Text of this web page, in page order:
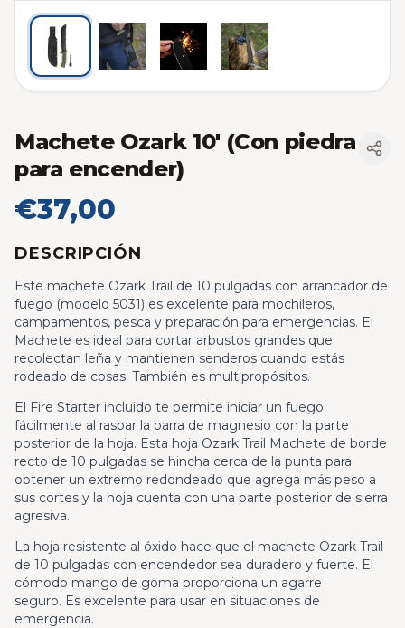
Machete Ozark 10' (Con piedra
para encender)
€37,00
DESCRIPCIÓN
Este machete Ozark Trail de 10 pulgadas con arrancador de
fuego (modelo 5031) es excelente para mochileros,
campamentos, pesca y preparación para emergencias. El
Machete es ideal para cortar arbustos grandes que
recolectan leña y mantienen senderos cuando estás
rodeado de cosas. También es multipropósitos.
El Fire Starter incluido te permite iniciar un fuego
fácilmente al raspar la barra de magnesio con la parte
posterior de la hoja. Esta hoja Ozark Trail Machete de borde
recto de 10 pulgadas se hincha cerca de la punta para
obtener un extremo redondeado que agrega más peso a
sus cortes y la hoja cuenta con una parte posterior de sierra
agresiva.
La hoja resistente al óxido hace que el machete Ozark Trail
de 10 pulgadas con encendedor sea duradero y fuerte. El
cómodo mango de goma proporciona un agarre
seguro. Es excelente para usar en situaciones de
emergencia.